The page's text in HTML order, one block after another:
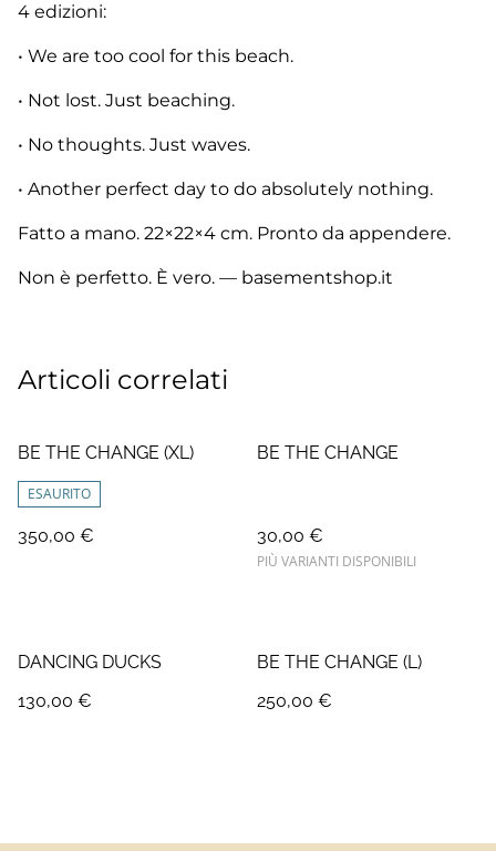
4 edizioni:
• We are too cool for this beach.
• Not lost. Just beaching.
• No thoughts. Just waves.
• Another perfect day to do absolutely nothing.
Fatto a mano. 22×22×4 cm. Pronto da appendere.
Non è perfetto. È vero. — basementshop.it
Articoli correlati
BE THE CHANGE (XL)
ESAURITO
350,00 €
BE THE CHANGE
30,00 €
PIÙ VARIANTI DISPONIBILI
DANCING DUCKS
130,00 €
BE THE CHANGE (L)
250,00 €